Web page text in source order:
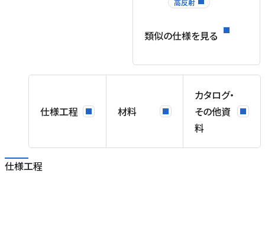
高反射
類似の仕様を見る
仕様工程 材料
カタログ・
その他資
料
仕様工程